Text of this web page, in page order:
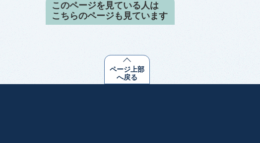
このページを見ている人は
こちらのページも見ています
ページ上部
へ戻る